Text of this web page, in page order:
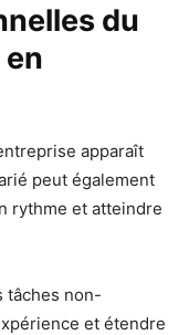
du
apparaît
peut également
rythme et atteindre
tâches non-
et étendre